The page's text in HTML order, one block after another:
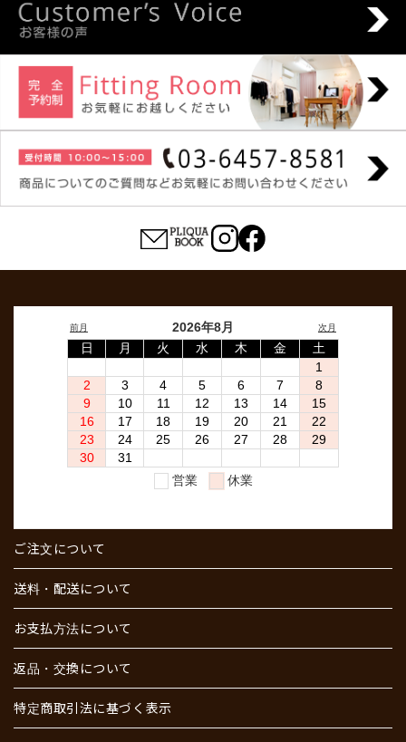
ご注文について
送料・配送について
お支払方法について
返品・交換について
特定商取引法に基づく表示